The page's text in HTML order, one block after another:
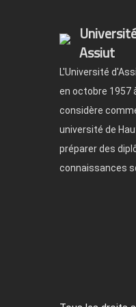
Assiut
L'Université
en octobre 1957
considère
université de
préparer des
connaissances